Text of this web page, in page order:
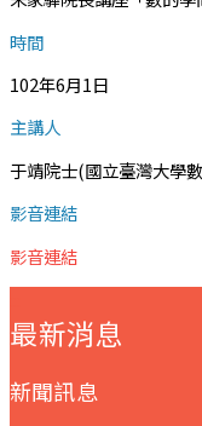
時間
102年6月1日
主講人
于靖院士(國立臺灣大學
影音連結
影音連結
最新消息
新聞訊息